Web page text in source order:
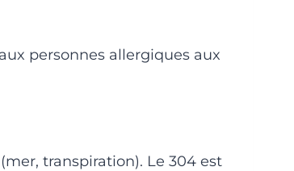
personnes allergiques aux
transpiration). Le 304 est